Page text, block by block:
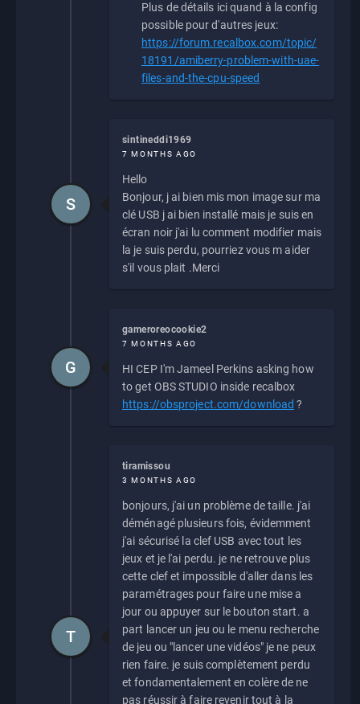
Plus de détails ici quand à la config
possible pour d'autres jeux:
https://forum.recalbox.com/topic/
18191/amiberry-problem-with-uae-
files-and-the-cpu-speed
sintineddi1969
7 MONTHS AGO
Hello
Bonjour, j ai bien mis mon image sur ma
clé USB j ai bien installé mais je suis en
écran noir j'ai lu comment modifier mais
la je suis perdu, pourriez vous m aider
s'il vous plait .Merci
S
gameroreocookie2
7 MONTHS AGO
HI CEP I'm Jameel Perkins asking how
to get OBS STUDIO inside recalbox
https://obsproject.com/download ?
G
tiramissou
3 MONTHS AGO
bonjours, j'ai un problème de taille. j'ai
déménagé plusieurs fois, évidemment
j'ai sécurisé la clef USB avec tout les
jeux et je l'ai perdu. je ne retrouve plus
cette clef et impossible d'aller dans les
paramétrages pour faire une mise a
jour ou appuyer sur le bouton start. a
part lancer un jeu ou le menu recherche
de jeu ou "lancer une vidéos" je ne peux
rien faire. je suis complètement perdu
et fondamentalement en colère de ne
pas réussir à faire revenir tout à la
T